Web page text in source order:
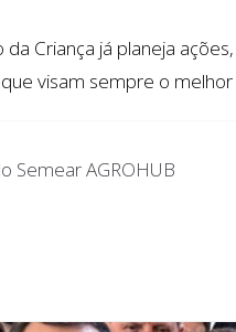
Criança já planeja
visam sempre o melhor
Semear AGROHUB